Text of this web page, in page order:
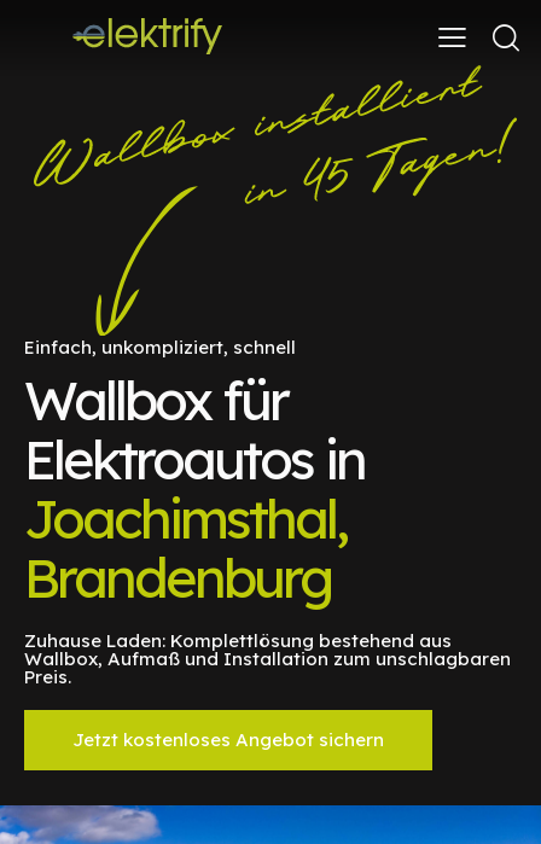
Einfach, unkompliziert, schnell
Wallbox für
Elektroautos in
Joachimsthal,
Brandenburg
Zuhause Laden: Komplettlösung bestehend aus
Wallbox, Aufmaß und Installation zum unschlagbaren
Preis.
Jetzt kostenloses Angebot sichern